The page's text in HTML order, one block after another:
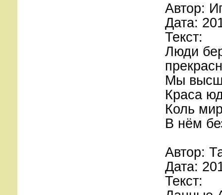
Автор:
Дата:
Текст:
Люди
Мы
Краса
Коль
В нём
Автор:
Дата:
Текст: